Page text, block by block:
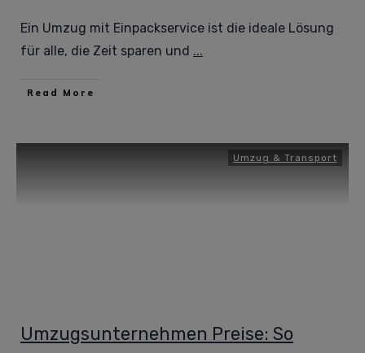
Ein Umzug mit Einpackservice ist die ideale Lösung
für alle, die Zeit sparen und ...
Read More
Umzug & Transport
Umzugsunternehmen Preise: So